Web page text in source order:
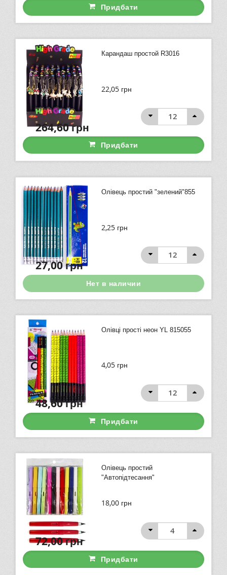
Придбати
Карандаш простой R3016
22,05 грн
264,60грн
Придбати
Олівець простий "зелений"855
2,25 грн
27,00грн
Нет в наличии
Олівці прості неон YL 815055
4,05 грн
48,60грн
Придбати
Олівець простий
"Автопідтесання"
18,00 грн
72,00грн
Придбати